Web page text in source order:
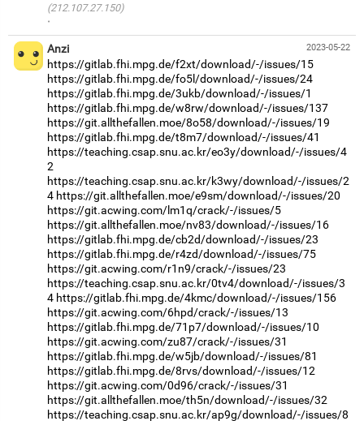
(212.107.27.150)
·
2023-05-22
Anzi
https://gitlab.fhi.mpg.de/f2xt/download/-/issues/15
https://gitlab.fhi.mpg.de/fo5l/download/-/issues/24
https://gitlab.fhi.mpg.de/3ukb/download/-/issues/1
https://gitlab.fhi.mpg.de/w8rw/download/-/issues/137
https://git.allthefallen.moe/8o58/download/-/issues/19
https://gitlab.fhi.mpg.de/t8m7/download/-/issues/41
https://teaching.csap.snu.ac.kr/eo3y/download/-/issues/4
2
https://teaching.csap.snu.ac.kr/k3wy/download/-/issues/2
4 https://git.allthefallen.moe/e9sm/download/-/issues/20
https://git.acwing.com/lm1q/crack/-/issues/5
https://git.allthefallen.moe/nv83/download/-/issues/16
https://gitlab.fhi.mpg.de/cb2d/download/-/issues/23
https://gitlab.fhi.mpg.de/r4zd/download/-/issues/75
https://git.acwing.com/r1n9/crack/-/issues/23
https://teaching.csap.snu.ac.kr/0tv4/download/-/issues/3
4 https://gitlab.fhi.mpg.de/4kmc/download/-/issues/156
https://git.acwing.com/6hpd/crack/-/issues/13
https://gitlab.fhi.mpg.de/71p7/download/-/issues/10
https://git.acwing.com/zu87/crack/-/issues/31
https://gitlab.fhi.mpg.de/w5jb/download/-/issues/81
https://gitlab.fhi.mpg.de/8rvs/download/-/issues/12
https://git.acwing.com/0d96/crack/-/issues/31
https://git.allthefallen.moe/th5n/download/-/issues/32
https://teaching.csap.snu.ac.kr/ap9g/download/-/issues/8